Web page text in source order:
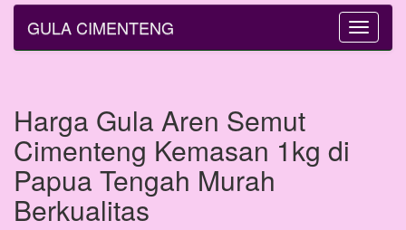
Toggle
GULA CIMENTENG
Harga Gula Aren Semut
Cimenteng Kemasan 1kg di
Papua Tengah Murah
Berkualitas